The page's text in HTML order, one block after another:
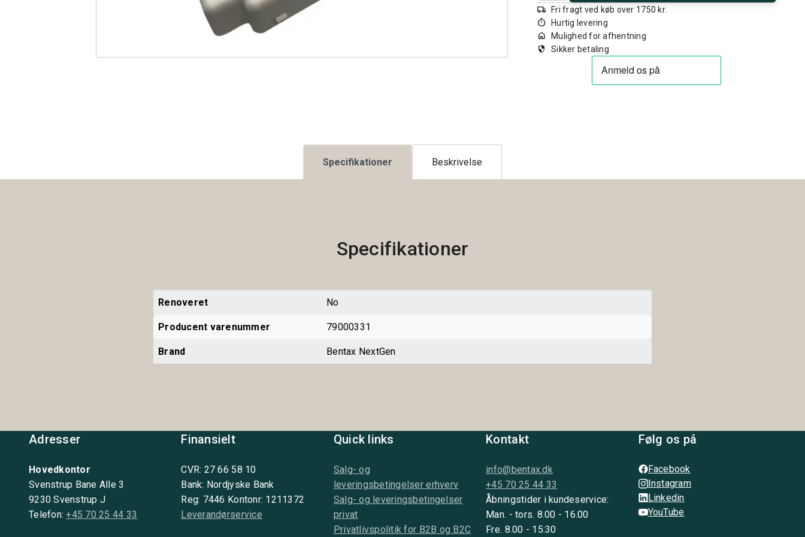
local_shipping Fri fragt ved køb over 1750 kr.
timer Hurtig levering
home Mulighed for afhentning
security Sikker betaling
Specifikationer Beskrivelse
Specifikationer
Renoveret No
Producent varenummer 79000331
Brand Bentax NextGen
Adresser
Hovedkontor
Svenstrup Bane Alle 3
9230 Svenstrup J
Telefon:+45 70 25 44 33
Finansielt
CVR: 27 66 58 10
Bank: Nordjyske Bank
Reg: 7446 Kontonr: 1211372
Leverandørservice
Quick links
Salg- og
leveringsbetingelser erhverv
Salg- og leveringsbetingelser
privat
Privatlivspolitik for B2B og B2C
Kontakt
info@bentax.dk
+45 70 25 44 33
Åbningstider i kundeservice:
Man. - tors. 8.00 - 16.00
Fre. 8.00 - 15:30
Følg os på
Facebook
Instagram
Linkedin
YouTube